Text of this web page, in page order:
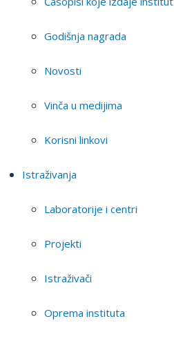
Godišnja nagrada
Novosti
Vinča u medijima
Korisni linkovi
Istraživanja
Laboratorije i centri
Projekti
Istraživači
Oprema instituta